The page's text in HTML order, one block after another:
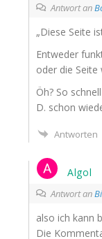
Antwort an
„Die­se Sei­te
Ent­we­der
oder die Sei­te
Öh? So
D. schon
Antworten
Algol
Antwort an
also ich kann
Die